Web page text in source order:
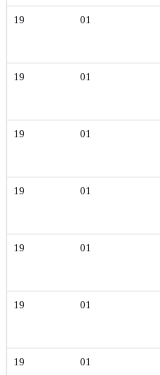
19 01
19 01
19 01
19 01
19 01
19 01
19 01